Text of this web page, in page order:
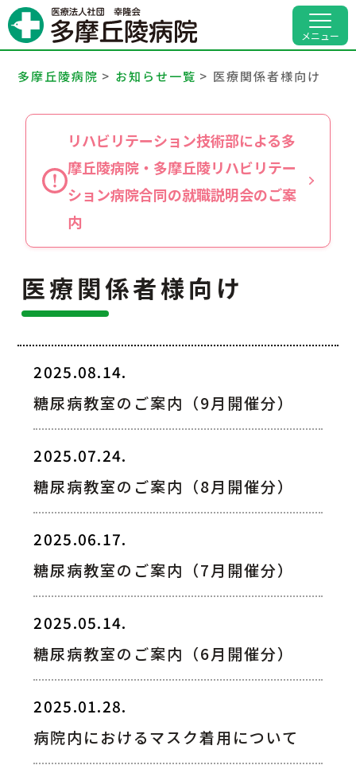
メニュー
病院案内
外来受診のご案内
入院のご案内
人間ドック・健診
交通アクセス
代表
その他
多摩丘陵病院 > お知らせ一覧 > 医療関係者様向け
リハビリテーション技術部による多
摩丘陵病院・多摩丘陵リハビリテー
ション病院合同の就職説明会のご案
内
医療関係者様向け
2025.08.14.
糖尿病教室のご案内（9月開催分）
2025.07.24.
糖尿病教室のご案内（8月開催分）
2025.06.17.
糖尿病教室のご案内（7月開催分）
2025.05.14.
糖尿病教室のご案内（6月開催分）
2025.01.28.
病院内におけるマスク着用について